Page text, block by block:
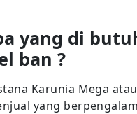
yang di
ban ?
Karunia Mega
yang